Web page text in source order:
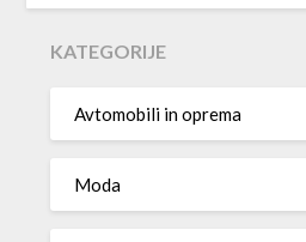
KATEGORIJE
Avtomobili in oprema
Moda